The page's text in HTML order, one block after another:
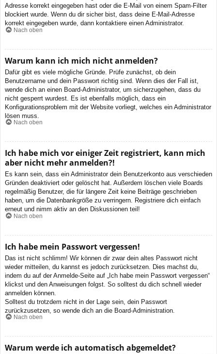
Adresse korrekt eingegeben hast oder die E-Mail von einem Spam-Filter
blockiert wurde. Wenn du dir sicher bist, dass deine E-Mail-Adresse
korrekt eingegeben wurde, dann kontaktiere einen Administrator.
Nach oben
Warum kann ich mich nicht anmelden?
Dafür gibt es viele mögliche Gründe. Prüfe zunächst, ob dein
Benutzername und dein Passwort richtig sind. Wenn dies der Fall ist,
wende dich an einen Board-Administrator, um sicherzugehen, dass du
nicht gesperrt wurdest. Es ist ebenfalls möglich, dass ein
Konfigurationsproblem mit der Website vorliegt, welches ein Administrator
lösen muss.
Nach oben
Ich habe mich vor einiger Zeit registriert, kann mich
aber nicht mehr anmelden?!
Es kann sein, dass ein Administrator dein Benutzerkonto aus verschieden
Gründen deaktiviert oder gelöscht hat. Außerdem löschen viele Boards
regelmäßig Benutzer, die für längere Zeit keine Beiträge geschrieben
haben, um die Datenbankgröße zu verringern. Registriere dich einfach
erneut und nimm aktiv an den Diskussionen teil!
Nach oben
Ich habe mein Passwort vergessen!
Das ist nicht schlimm! Wir können dir zwar dein altes Passwort nicht
wieder mitteilen, du kannst es jedoch zurücksetzen. Dies machst du,
indem du auf der Anmelde-Seite auf „Ich habe mein Passwort vergessen“
klickst und den Anweisungen folgst. So solltest du dich schnell wieder
anmelden können.
Solltest du trotzdem nicht in der Lage sein, dein Passwort
zurückzusetzen, so wende dich an die Board-Administration.
Nach oben
Warum werde ich automatisch abgemeldet?